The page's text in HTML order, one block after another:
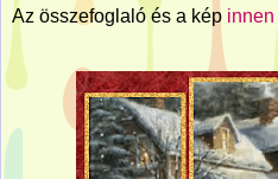
Az összefoglaló és a kép innen